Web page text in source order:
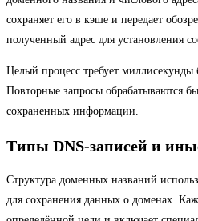
сохраняет его в кэше и передает
полученный адрес для установления
Целый процесс требует
Повторные запросы обрабатываются
сохраненных информации.
Типы DNS-записей и
Структура доменных названий
для сохранения данных о доменах.